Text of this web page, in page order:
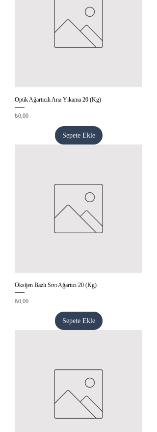
Optik Ağartıcılı Ana Yıkama 20 (Kg)
Fiyat
₺0,00
Sepete Ekle
Oksijen Bazlı Sıvı Ağartıcı 20 (Kg)
Fiyat
₺0,00
Sepete Ekle